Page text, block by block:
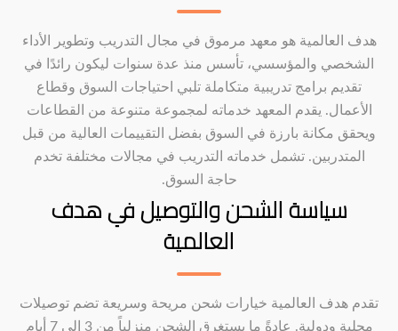
هدف العالمية هو معهد مرموق في مجال التدريب وتطوير الأداء
الشخصي والمؤسسي، تأسس منذ عدة سنوات ليكون رائدًا في
تقديم برامج تدريبية متكاملة تلبي احتياجات السوق وقطاع
الأعمال. يقدم المعهد خدماته لمجموعة متنوعة من القطاعات
ويحقق مكانة بارزة في السوق بفضل التقييمات العالية من قبل
المتدربين. تشمل خدماته التدريب في مجالات مختلفة تخدم
حاجة السوق.
سياسة الشحن والتوصيل في هدف
العالمية
تقدم هدف العالمية خيارات شحن مريحة وسريعة تضم توصيلات
محلية ودولية. عادةً ما يستغرق الشحن منزلياً من 3 إلى 7 أيام